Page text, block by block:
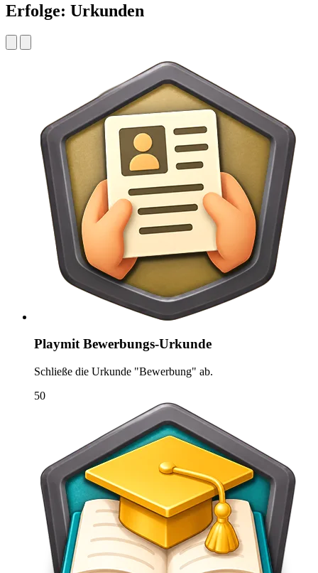
Erfolge: Urkunden
Playmit Bewerbungs-Urkunde
Schließe die Urkunde "Bewerbung" ab.
50